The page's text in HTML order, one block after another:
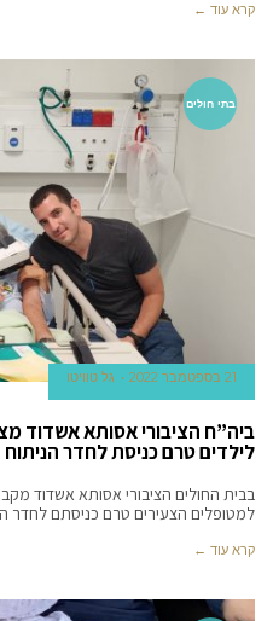
קרא עוד ←
בתי חולים
21 בספטמבר 2022 גל טוויטו
לילדים טרם כניסת לחדר הניתוח
בבית החולים הציבורי אסותא אשדוד
למטופלים הצעירים טרם כניסתם לחדר
קרא עוד ←